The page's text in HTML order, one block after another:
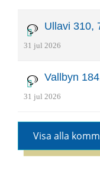
Ullavi 310,
31 jul 2026
Vallbyn
31 jul 2026
Visa alla